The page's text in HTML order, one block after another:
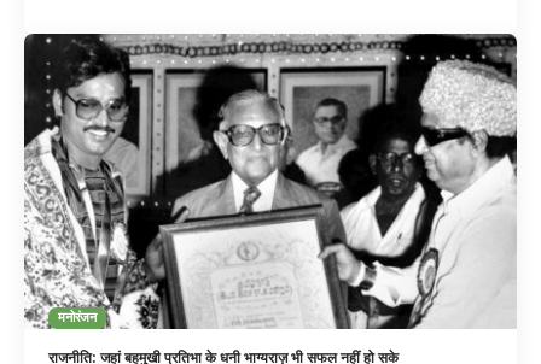
मनोरंजन
राजनीति: जहां बहुमुखी प्रतिभा के धनी भाग्यराज़ भी सफल नहीं हो सके